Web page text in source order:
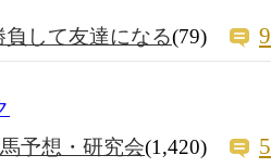
して友達になる(79) 9
予想・研究会(1,420) 5